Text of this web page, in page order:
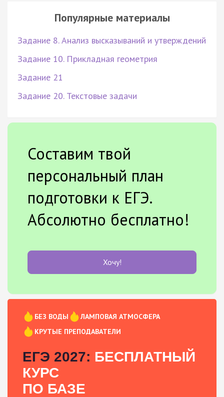
Популярные материалы
Задание 8. Анализ высказываний и утверждений
Задание 10. Прикладная геометрия
Задание 21
Задание 20. Текстовые задачи
Составим твой
персональный план
подготовки к ЕГЭ.
Абсолютно бесплатно!
Хочу!
БЕЗ ВОДЫ
ЛАМПОВАЯ АТМОСФЕРА
КРУТЫЕ ПРЕПОДАВАТЕЛИ
ЕГЭ 2027: БЕСПЛАТНЫЙ
КУРС
ПО БАЗЕ